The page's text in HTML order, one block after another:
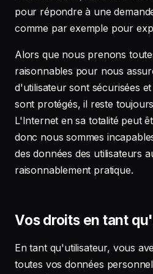
pour répondre à une
comme par exemple pour
Alors que nous prenons
raisonnables pour nous
d'utilisateur sont sécurisées
sont protégés, il reste
L'Internet en sa totalité peut
donc nous sommes
des données des utilisateurs
raisonnablement pratique.
Vos droits en tant
En tant qu'utilisateur, vous
toutes vos données